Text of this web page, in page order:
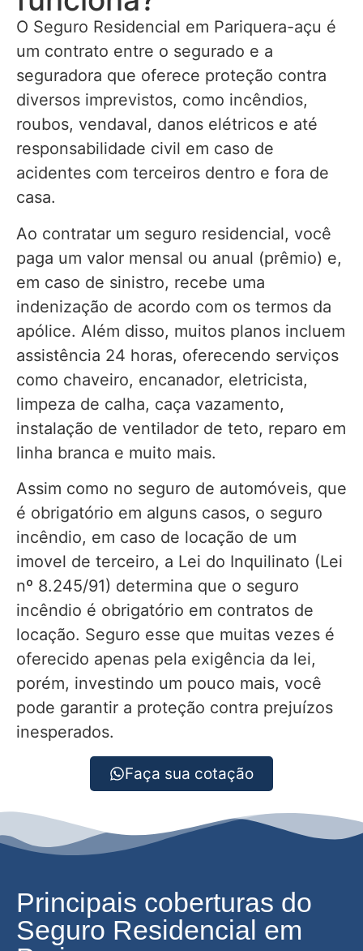
O Seguro Residencial em Pariquera-açu é
um contrato entre o segurado e a
seguradora que oferece proteção contra
diversos imprevistos, como incêndios,
roubos, vendaval, danos elétricos e até
responsabilidade civil em caso de
acidentes com terceiros dentro e fora de
casa.
Ao contratar um seguro residencial, você
paga um valor mensal ou anual (prêmio) e,
em caso de sinistro, recebe uma
indenização de acordo com os termos da
apólice. Além disso, muitos planos incluem
assistência 24 horas, oferecendo serviços
como chaveiro, encanador, eletricista,
limpeza de calha, caça vazamento,
instalação de ventilador de teto, reparo em
linha branca e muito mais.
Assim como no seguro de automóveis, que
é obrigatório em alguns casos, o seguro
incêndio, em caso de locação de um
imovel de terceiro, a Lei do Inquilinato (Lei
nº 8.245/91) determina que o seguro
incêndio é obrigatório em contratos de
locação. Seguro esse que muitas vezes é
oferecido apenas pela exigência da lei,
porém, investindo um pouco mais, você
pode garantir a proteção contra prejuízos
inesperados.
Faça sua cotação
Principais coberturas do
Seguro Residencial em